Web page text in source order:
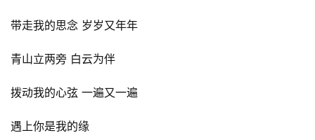
带走我的思念 岁岁又年年
青山立两旁 白云为伴
拨动我的心弦 一遍又一遍
遇上你是我的缘